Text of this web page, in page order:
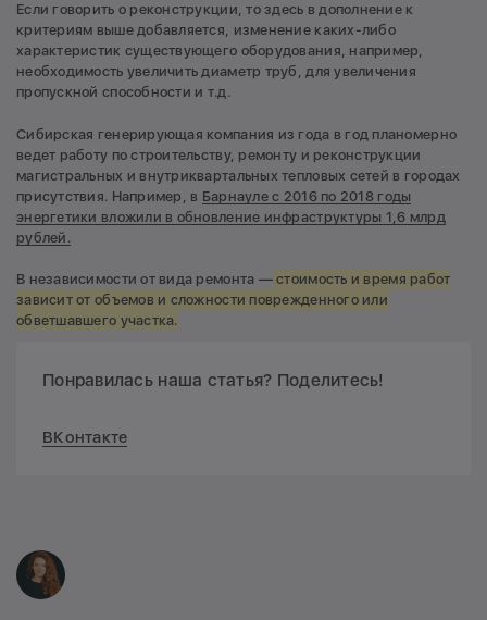
Если говорить о реконструкции, то здесь в дополнение к
критериям выше добавляется, изменение каких-либо
характеристик существующего оборудования, например,
необходимость увеличить диаметр труб, для увеличения
пропускной способности и т.д.
Сибирская генерирующая компания из года в год планомерно
ведет работу по строительству, ремонту и реконструкции
магистральных и внутриквартальных тепловых сетей в городах
присутствия. Например, в Барнауле с 2016 по 2018 годы
энергетики вложили в обновление инфраструктуры 1,6 млрд
рублей.
В независимости от вида ремонта —стоимость и время работ
зависит от объемов и сложности поврежденного или
обветшавшего участка.
Понравилась наша статья? Поделитесь!
ВКонтакте